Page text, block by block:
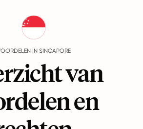
IN SINGAPORE
van
en